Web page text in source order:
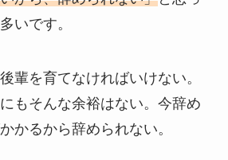
いです。
輩を育てなければいけない。
もそんな余裕はない。今辞め
かるから辞められない。